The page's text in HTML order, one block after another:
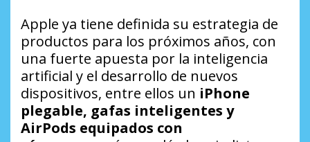
Apple ya tiene definida su estrategia de
productos para los próximos años, con
una fuerte apuesta por la inteligencia
artificial y el desarrollo de nuevos
dispositivos, entre ellos un iPhone
plegable, gafas inteligentes y
AirPods equipados con